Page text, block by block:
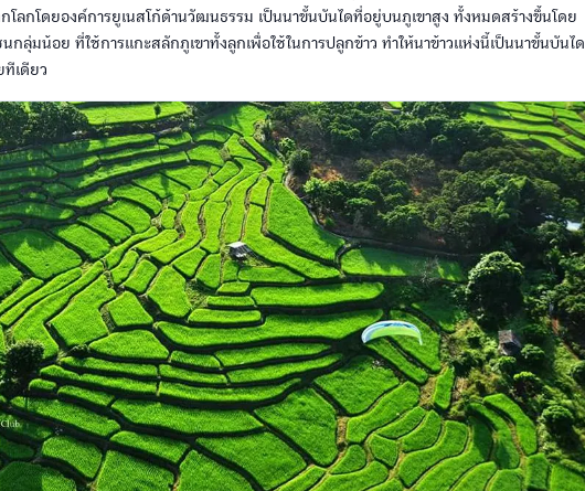
โลกโดยองค์การยูเนสโก้ด้านวัฒนธรรม เป็นนาขั้นบันไดที่อยู่บนภูเขาสูง ทั้งหมดสร้างขึ้นโดย
กลุ่มน้อย ที่ใช้การแกะสลักภูเขาทั้งลูกเพื่อใช้ในการปลูกข้าว ทำให้นาข้าวแห่งนี้เป็นนาขั้นบันได
เดียว